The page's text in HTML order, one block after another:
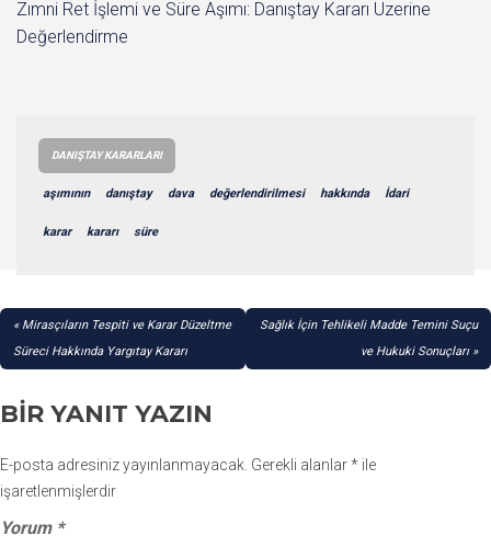
Zımni Ret İşlemi ve Süre Aşımı: Danıştay Kararı Üzerine
Değerlendirme
DANIŞTAY KARARLARI
aşımının danıştay dava değerlendirilmesi hakkında İdari
karar kararı süre
YAZI
GEZINMESI
Mirasçıların Tespiti ve Karar Düzeltme
Süreci Hakkında Yargıtay Kararı
Sağlık İçin Tehlikeli Madde Temini Suçu
ve Hukuki Sonuçları
BIR YANIT YAZIN
E-posta adresiniz yayınlanmayacak. Gerekli alanlar* ile
işaretlenmişlerdir
Yorum *